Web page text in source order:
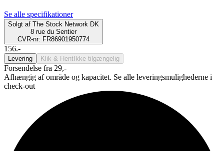
Se alle specifikationer
Solgt af The Stock Network DK
8 rue du Sentier
CVR-nr: FR86901950774
156.-
Levering Klik & Hent Ikke tilgængelig
Forsendelse fra 29,-
Afhængig af område og kapacitet. Se alle leveringsmulighederne i
check-out